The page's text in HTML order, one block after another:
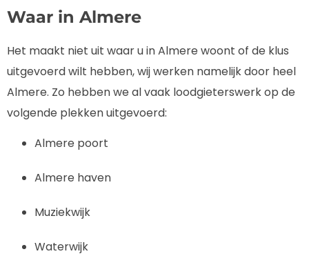
Waar in Almere
Het maakt niet uit waar u in Almere woont of de klus
uitgevoerd wilt hebben, wij werken namelijk door heel
Almere. Zo hebben we al vaak loodgieterswerk op de
volgende plekken uitgevoerd:
Almere poort
Almere haven
Muziekwijk
Waterwijk